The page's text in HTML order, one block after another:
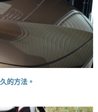
的方法。